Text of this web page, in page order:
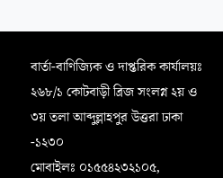
বার্তা-বাণিজ্যিক ও দাপ্তরিক কার্যালয়ঃ
২৬৮/১ কোটবাড়ী ব্রিজ সংলগ্ন ২য় ও
৩য় তলা আব্দুল্লাহপুর উত্তরা ঢাকা
-১২৩০
মোবাইলঃ ০১৫৫৪২৩২১০৫,